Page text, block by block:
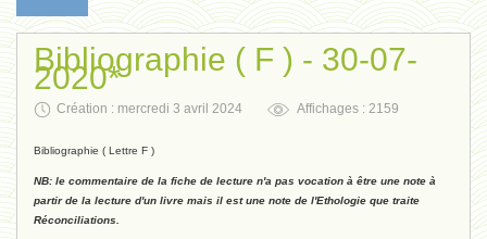
Bibliographie ( F ) - 30-07-
2020*
Création : mercredi 3 avril 2024 Affichages : 2159
Bibliographie ( Lettre F )
NB: le commentaire de la fiche de lecture n'a pas vocation à être une note à
partir de la lecture d'un livre mais il est une note de l'Ethologie que traite
Réconciliations.